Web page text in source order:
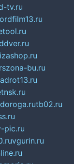
tv.ru
bu.ru
tb02.ru
pic.ru
vgurin.ru